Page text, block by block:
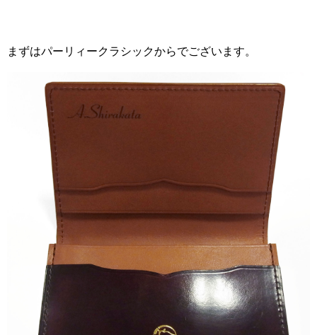
まずはパーリィークラシックからでございます。